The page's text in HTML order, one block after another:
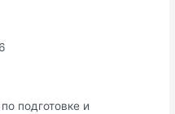
подготовке и